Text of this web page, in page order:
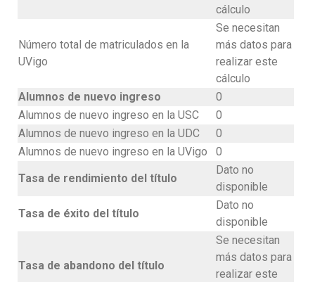
cálculo
Número total de matriculados en la
UVigo
Se necesitan
más datos para
realizar este
cálculo
Alumnos de nuevo ingreso
0
Alumnos de nuevo ingreso en la USC
0
Alumnos de nuevo ingreso en la UDC
0
Alumnos de nuevo ingreso en la UVigo
0
Tasa de rendimiento del título
Dato no
disponible
Tasa de éxito del título
Dato no
disponible
Tasa de abandono del título
Se necesitan
más datos para
realizar este